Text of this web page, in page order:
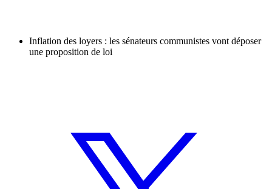
Inflation des loyers : les sénateurs communistes vont déposer
une proposition de loi